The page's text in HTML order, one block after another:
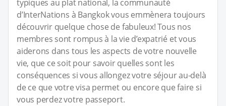
typiques au plat national, la communauté
d’InterNations à Bangkok vous emmènera toujours
découvrir quelque chose de fabuleux! Tous nos
membres sont rompus à la vie d’expatrié et vous
aiderons dans tous les aspects de votre nouvelle
vie, que ce soit pour savoir quelles sont les
conséquences si vous allongez votre séjour au-delà
de ce que votre visa permet ou encore que faire si
vous perdez votre passeport.